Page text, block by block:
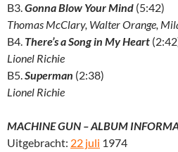
B3.Gonna Blow Your Mind (5:42)
Thomas McClary, Walter Orange,
B4. There’s a Song in My Heart
Lionel Richie
B5.Superman (2:38)
Lionel Richie
MACHINE GUN – ALBUM
Uitgebracht: 22 juli 1974